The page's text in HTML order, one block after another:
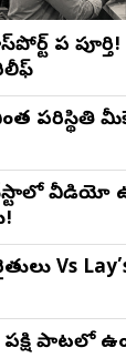
పని
పరిస్థితి
వీడియో
Vs
పాటలో